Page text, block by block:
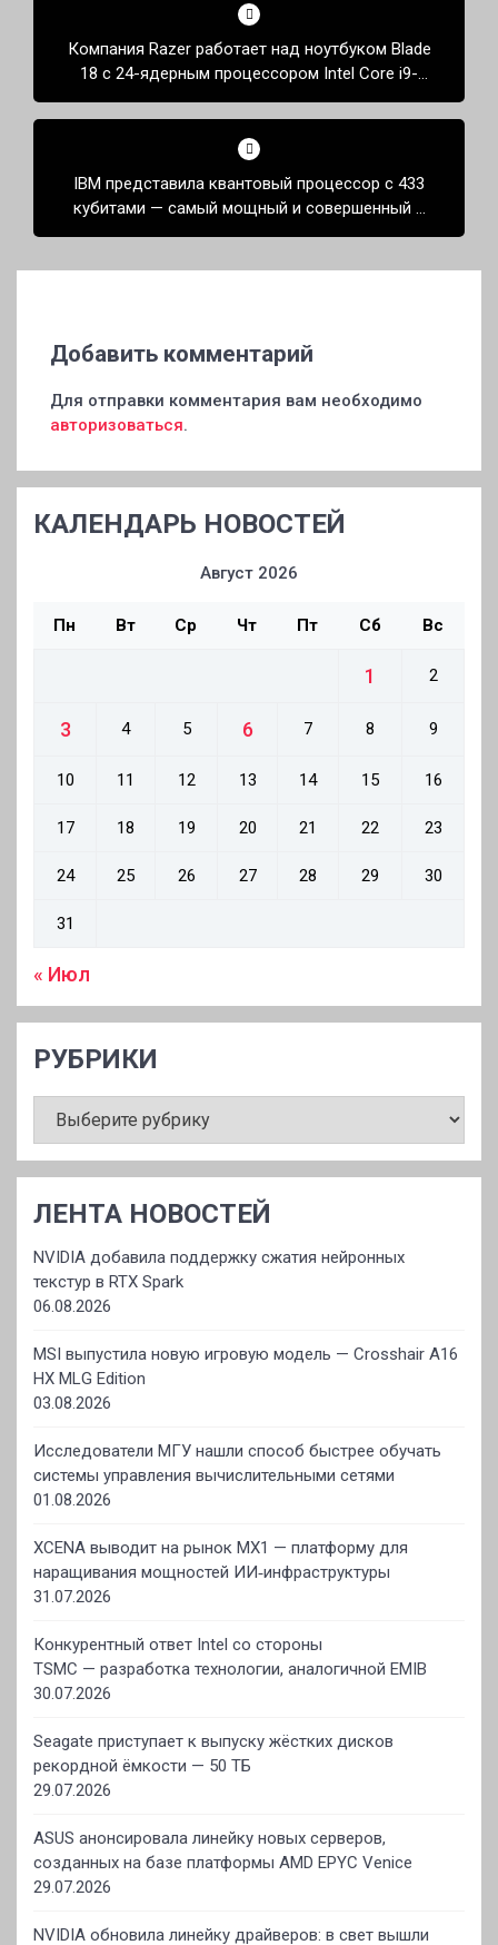
записям
Компания Razer работает над ноутбуком Blade
18 с 24-ядерным процессором Intel Core i9-
13900HX.
IBM представила квантовый процессор с 433
кубитами — самый мощный и совершенный в
мире
Добавить комментарий
Для отправки комментария вам необходимо
авторизоваться.
КАЛЕНДАРЬ НОВОСТЕЙ
Август 2026
Пн Вт Ср Чт Пт Сб Вс
1 2
3 4 5 6 7 8 9
10 11 12 13 14 15 16
17 18 19 20 21 22 23
24 25 26 27 28 29 30
31
« Июл
РУБРИКИ
ЛЕНТА НОВОСТЕЙ
NVIDIA добавила поддержку сжатия нейронных
текстур в RTX Spark
06.08.2026
MSI выпустила новую игровую модель — Crosshair A16
HX MLG Edition
03.08.2026
Исследователи МГУ нашли способ быстрее обучать
системы управления вычислительными сетями
01.08.2026
XCENA выводит на рынок MX1 — платформу для
наращивания мощностей ИИ‑инфраструктуры
31.07.2026
Конкурентный ответ Intel со стороны
TSMC — разработка технологии, аналогичной EMIB
30.07.2026
Seagate приступает к выпуску жёстких дисков
рекордной ёмкости — 50 ТБ
29.07.2026
ASUS анонсировала линейку новых серверов,
созданных на базе платформы AMD EPYC Venice
29.07.2026
NVIDIA обновила линейку драйверов: в свет вышли